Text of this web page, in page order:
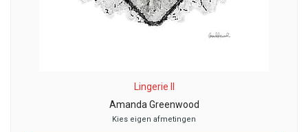
Lingerie II
Amanda Greenwood
Kies eigen afmetingen